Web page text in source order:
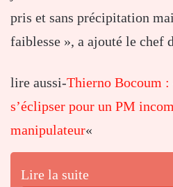
pris et sans précipitation
faiblesse », a ajouté le chef
lire aussi-Thierno Bocoum
s’éclipser pour un PM
manipulateur«
Lire la suite